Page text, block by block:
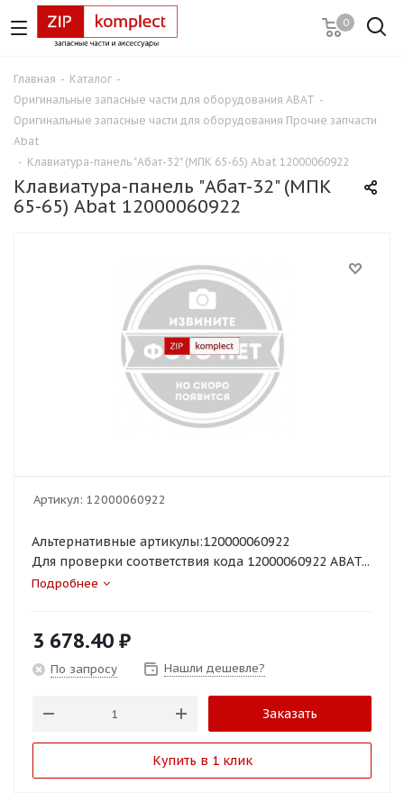
0
Главная - Каталог -
Оригинальные запасные части для оборудования ABAT -
Оригинальные запасные части для оборудования Прочие запчасти
Abat
- Клавиатура-панель "Абат-32" (МПК 65-65) Abat 12000060922
Клавиатура-панель "Абат-32" (МПК
65-65) Abat 12000060922
Артикул: 12000060922
Альтернативные артикулы:120000060922
Для проверки соответствия кода 12000060922 ABAT...
Подробнее
3 678.40 ₽
По запросу Нашли дешевле?
Заказать
Купить в 1 клик